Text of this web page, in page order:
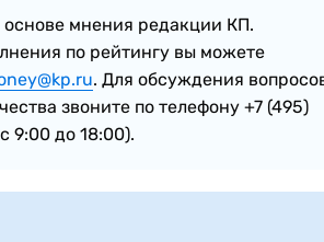
основе мнения редакции КП.
по рейтингу вы можете
. Для обсуждения
звоните по телефону +7 (495)
9:00 до 18:00).